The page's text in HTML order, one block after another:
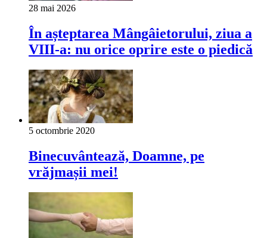
28 mai 2026
În așteptarea Mângâietorului, ziua a
VIII-a: nu orice oprire este o piedică
5 octombrie 2020
Binecuvântează, Doamne, pe
vrăjmașii mei!